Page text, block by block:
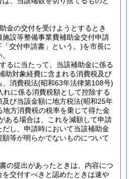
金の交付を受けようとするとき
設等整備事業費補助金交付申請
「交付申請書」という。)を市長に
るに当たって、当該補助金に係る
助対象経費に含まれる消費税及び
、消費税法(昭和63年法律第108号)
れに係る消費税額として控除する
び当該金額に地方税法(昭和25年
地方消費税の税率を乗じて得た金
ある場合は、これを減額して申請
だし、申請時において当該補助金
等が明らかでないものについて
の提出があったときは、内容につ
交付すべきと認めたときは速や